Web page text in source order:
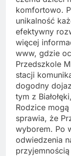
komfortowo.
unikalność
efektywny
więcej
www, gdzie
Przedszkole
stacji
dogodny
tym z
Rodzice
sprawia, że
wyborem. Po
odwiedzenia